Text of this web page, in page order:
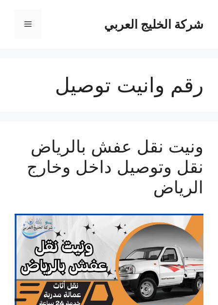
المحتوىشركة الخليج العربي القائمة
رقم وانيت توصيل
ونيت نقل عفش بالرياض
نقل وتوصيل داخل وخارج
الرياض